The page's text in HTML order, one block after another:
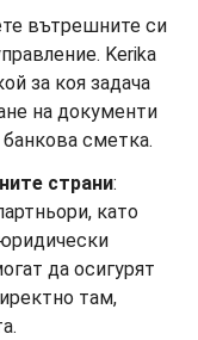
вътрешните си
Kerika
за коя задача
на документи
сметка.
страни:
като
да осигурят
там,